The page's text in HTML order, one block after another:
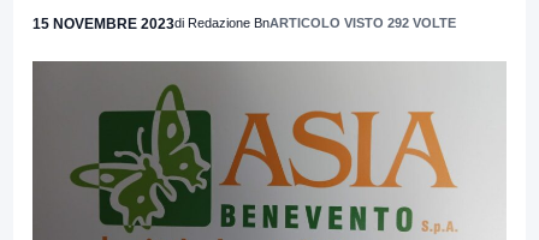
15 NOVEMBRE 2023di Redazione BnARTICOLO VISTO 292 VOLTE